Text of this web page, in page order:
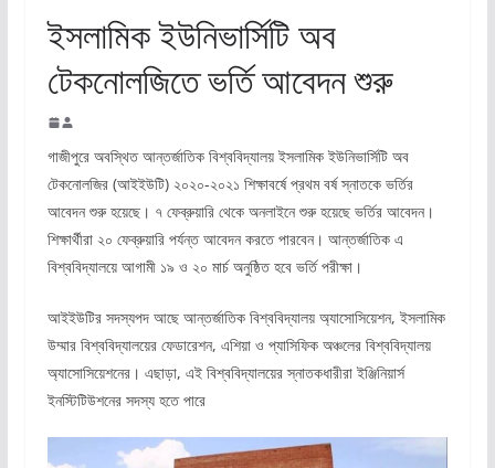
ইসলামিক ইউনিভার্সিটি অব
টেকনোলজিতে ভর্তি আবেদন শুরু
গাজীপুরে অবস্থিত আন্তর্জাতিক বিশ্ববিদ্যালয় ইসলামিক ইউনিভার্সিটি অব
টেকনোলজির (আইইউটি) ২০২০-২০২১ শিক্ষাবর্ষে প্রথম বর্ষ স্নাতকে ভর্তির
আবেদন শুরু হয়েছে। ৭ ফেব্রুয়ারি থেকে অনলাইনে শুরু হয়েছে ভর্তির আবেদন।
শিক্ষার্থীরা ২০ ফেব্রুয়ারি পর্যন্ত আবেদন করতে পারবেন। আন্তর্জাতিক এ
বিশ্ববিদ্যালয়ে আগামী ১৯ ও ২০ মার্চ অনুষ্ঠিত হবে ভর্তি পরীক্ষা।
আইইউটির সদস্যপদ আছে আন্তর্জাতিক বিশ্ববিদ্যালয় অ্যাসোসিয়েশন, ইসলামিক
উম্মার বিশ্ববিদ্যালয়ের ফেডারেশন, এশিয়া ও প্যাসিফিক অঞ্চলের বিশ্ববিদ্যালয়
অ্যাসোসিয়েশনের। এছাড়া, এই বিশ্ববিদ্যালয়ের স্নাতকধারীরা ইঞ্জিনিয়ার্স
ইনস্টিটিউশনের সদস্য হতে পারে